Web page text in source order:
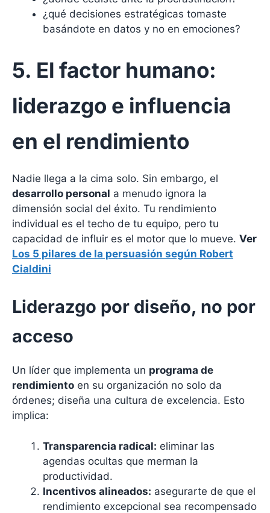
¿qué decisiones estratégicas tomaste
basándote en datos y no en emociones?
5. El factor humano:
liderazgo e influencia
en el rendimiento
Nadie llega a la cima solo. Sin embargo, el
desarrollo personal a menudo ignora la
dimensión social del éxito. Tu rendimiento
individual es el techo de tu equipo, pero tu
capacidad de influir es el motor que lo mueve. Ver
Los 5 pilares de la persuasión según Robert
Cialdini
Liderazgo por diseño, no por
acceso
Un líder que implementa un programa de
rendimiento en su organización no solo da
órdenes; diseña una cultura de excelencia. Esto
implica:
Transparencia radical: eliminar las
agendas ocultas que merman la
productividad.
Incentivos alineados: asegurarte de que el
rendimiento excepcional sea recompensado